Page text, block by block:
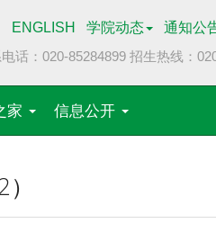
ENGLISH 学院动态 通知公
话：020-85284899 招生热线：
家 信息公开